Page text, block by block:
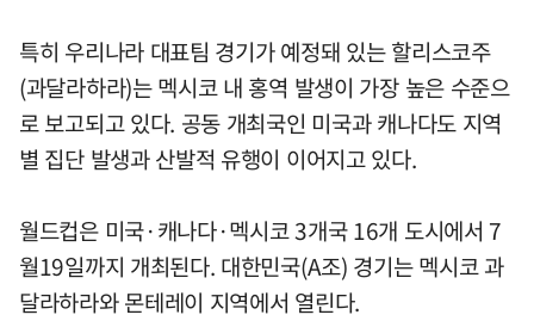
특히 우리나라 대표팀 경기가 예정돼 있는 할리스코주
(과달라하라)는 멕시코 내 홍역 발생이 가장 높은 수준으
로 보고되고 있다. 공동 개최국인 미국과 캐나다도 지역
별 집단 발생과 산발적 유행이 이어지고 있다.
월드컵은 미국·캐나다·멕시코 3개국 16개 도시에서 7
월19일까지 개최된다. 대한민국(A조) 경기는 멕시코 과
달라하라와 몬테레이 지역에서 열린다.